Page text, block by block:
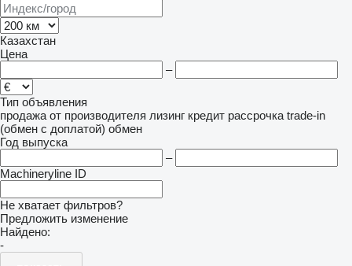
Казахстан
Цена
–
Тип объявления
продажа от производителя лизинг кредит рассрочка trade-in
(обмен с доплатой) обмен
Год выпуска
–
Machineryline ID
Не хватает фильтров?
Предложить изменение
Найдено:
-